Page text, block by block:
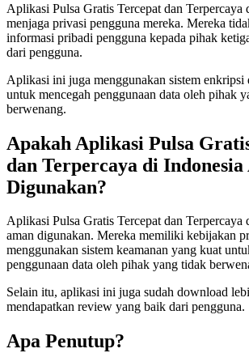
Aplikasi Pulsa Gratis Tercepat dan Terpercaya
menjaga privasi pengguna mereka. Mereka
informasi pribadi pengguna kepada pihak
dari pengguna.
Aplikasi ini juga menggunakan sistem enkripsi
untuk mencegah penggunaan data oleh pihak
berwenang.
Apakah Aplikasi Pulsa
dan Terpercaya di Indonesia
Digunakan?
Aplikasi Pulsa Gratis Tercepat dan Terpercaya
aman digunakan. Mereka memiliki kebijakan
menggunakan sistem keamanan yang kuat
penggunaan data oleh pihak yang tidak
Selain itu, aplikasi ini juga sudah download
mendapatkan review yang baik dari pengguna.
Apa Penutup?